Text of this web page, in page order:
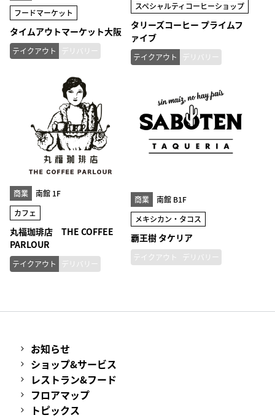
フードマーケット
タイムアウトマーケット大阪
テイクアウト デリバリー
スペシャルティコーヒーショップ
タリーズコーヒー プライムフ
ァイブ
テイクアウト デリバリー
商業
南館 1F
カフェ
丸福珈琲店 THE COFFEE
PARLOUR
テイクアウト デリバリー
商業
南館 B1F
メキシカン・タコス
覇王樹 タケリア
テイクアウト デリバリー
お知らせ
ショップ&サービス
レストラン&フード
フロアマップ
トピックス